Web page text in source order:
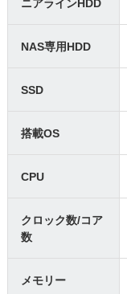
NAS専用HDD
SSD
搭載OS
CPU
クロック数/コア
数
メモリー